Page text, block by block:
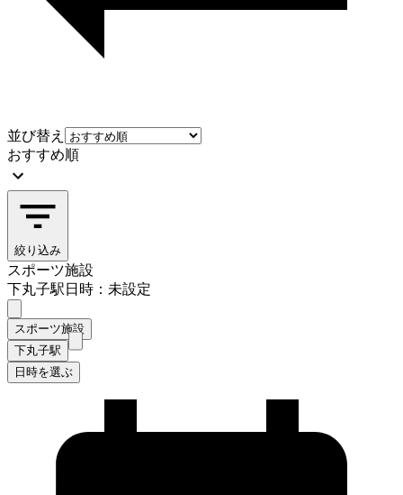
並び替え
おすすめ順
絞り込み
スポーツ施設
下丸子駅日時：未設定
スポーツ施設
下丸子駅
日時を選ぶ